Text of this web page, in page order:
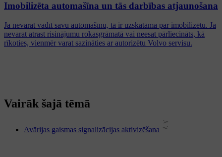
Imobilizēta automašīna un tās darbības atjaunošana
Ja nevarat vadīt savu automašīnu, tā ir uzskatāma par imobilizētu. Ja
nevarat atrast risinājumu rokasgrāmatā vai neesat pārliecināts, kā
rīkoties, vienmēr varat sazināties ar autorizētu Volvo servisu.
Vairāk šajā tēmā
Avārijas gaismas signalizācijas aktivizēšana